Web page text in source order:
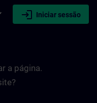
login Iniciar sessão
a página.